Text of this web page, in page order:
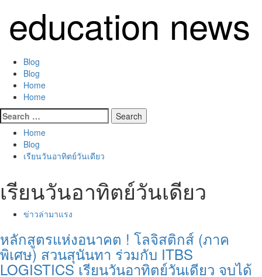
content
education news
Primary
Menu
Blog
Blog
Home
Home
Search
for:
Home
Blog
เรียนวันอาทิตย์วันเดียว
เรียนวันอาทิตย์วันเดียว
ข่าวล่ามาแรง
หลักสูตรแห่งอนาคต ! โลจิสติกส์ (ภาค
พิเศษ) สวนสุนันทา ร่วมกับ ITBS
LOGISTICS เรียนวันอาทิตย์วันเดียว จบได้